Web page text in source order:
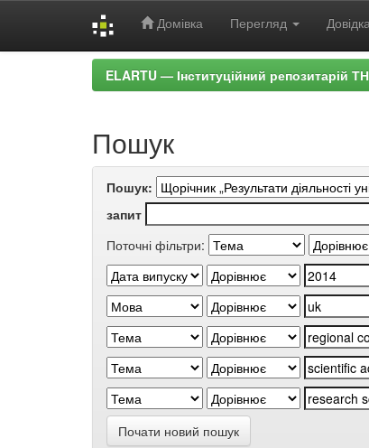
Домівка Перегляд
ELARTU — Інституційний репозитарій
Пошук
Пошук:
запит
Поточні фільтри:
Почати новий пошук